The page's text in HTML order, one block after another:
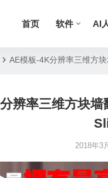
首页 软件 AI
AE模板-4K分辨率三维方
辨率三维方块
2018年3